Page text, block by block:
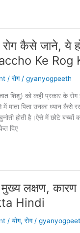
रोग कैसे जाने,
Ke Rog
/रोग/gyanyogpeeth
शिशु) को कही प्रकार के
माता पिता उनका ध्यान कैसे
होती है।ऐसे में छोटे बच्चों
दिए
लक्षण, कारण
Hindi
/योग,रोग/